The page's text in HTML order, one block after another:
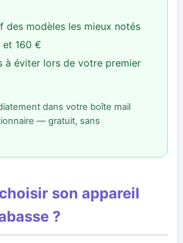
des modèles les mieux notés
160 €
à éviter lors de votre premier
dans votre boîte mail
— gratuit, sans
son appareil
?